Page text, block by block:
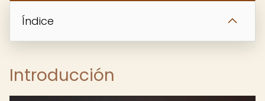
Índice
Introducción